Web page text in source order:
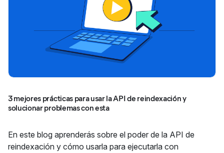
3 mejores prácticas para usar la API de reindexación y
solucionar problemas con esta
En este blog aprenderás sobre el poder de la API de
reindexación y cómo usarla para ejecutarla con